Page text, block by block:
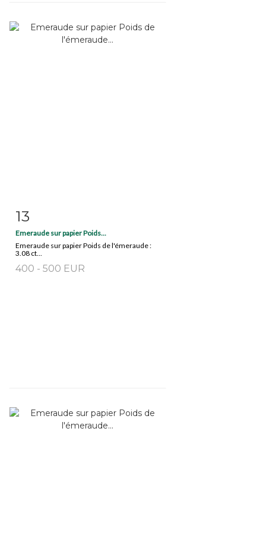
13
Emeraude sur papier Poids...
Emeraude sur papier Poids de l'émeraude :
3.08 ct...
400 - 500 EUR